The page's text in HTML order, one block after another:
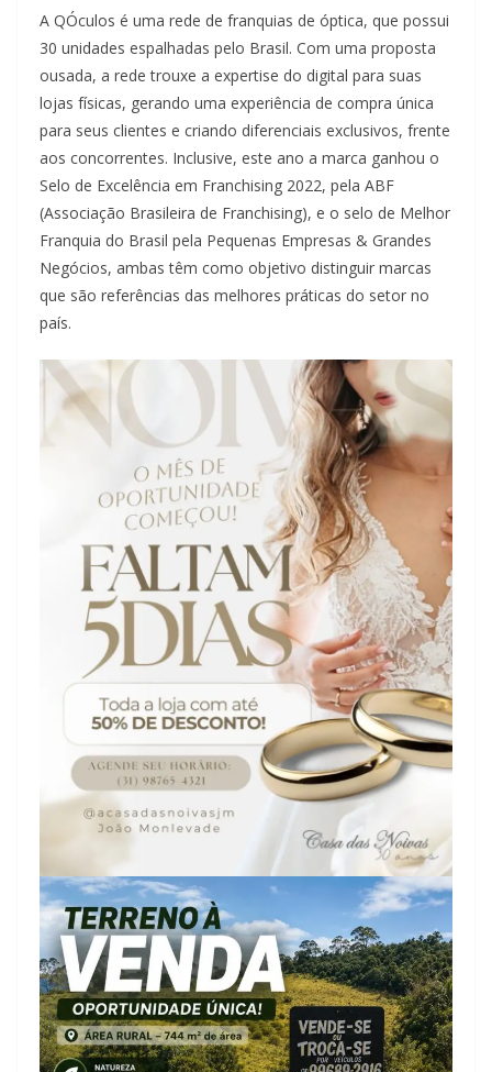
A QÓculos é uma rede de franquias de óptica, que possui
30 unidades espalhadas pelo Brasil. Com uma proposta
ousada, a rede trouxe a expertise do digital para suas
lojas físicas, gerando uma experiência de compra única
para seus clientes e criando diferenciais exclusivos, frente
aos concorrentes. Inclusive, este ano a marca ganhou o
Selo de Excelência em Franchising 2022, pela ABF
(Associação Brasileira de Franchising), e o selo de Melhor
Franquia do Brasil pela Pequenas Empresas & Grandes
Negócios, ambas têm como objetivo distinguir marcas
que são referências das melhores práticas do setor no
país.